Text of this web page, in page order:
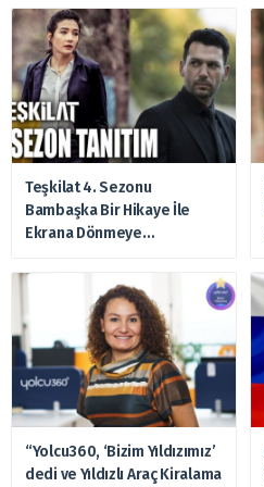
Teşkilat 4. Sezonu
Bambaşka Bir Hikaye İle
Ekrana Dönmeye
“Yolcu360, ‘Bizim Yıldızımız’
dedi ve Yıldızlı Araç Kiralama